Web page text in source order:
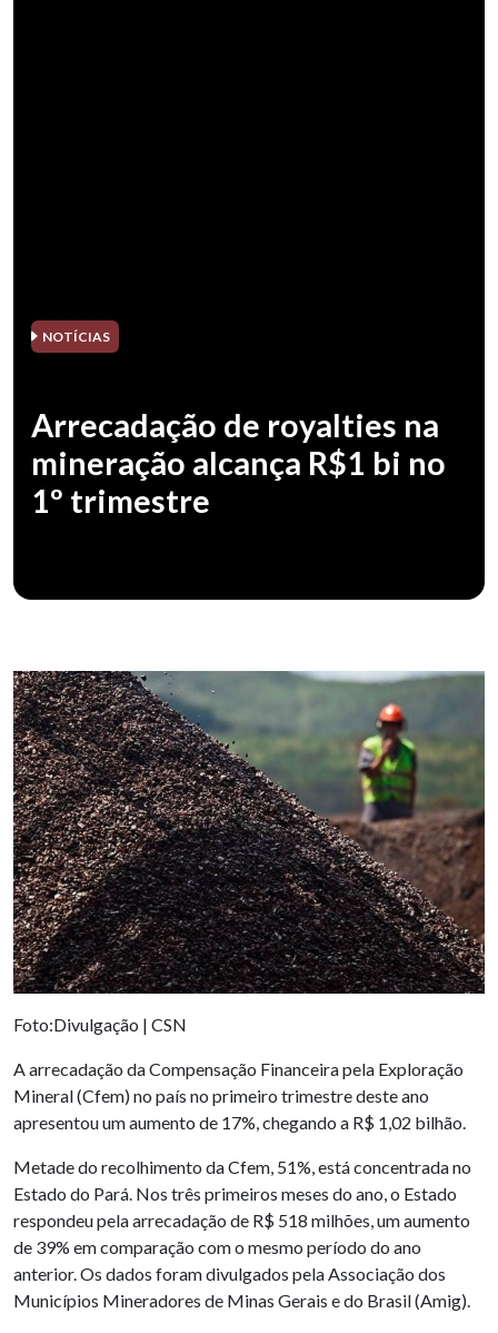
NOTÍCIAS
Arrecadação de royalties na
mineração alcança R$1 bi no
1º trimestre
Foto:Divulgação | CSN
A arrecadação da Compensação Financeira pela Exploração
Mineral (Cfem) no país no primeiro trimestre deste ano
apresentou um aumento de 17%, chegando a R$ 1,02 bilhão.
Metade do recolhimento da Cfem, 51%, está concentrada no
Estado do Pará. Nos três primeiros meses do ano, o Estado
respondeu pela arrecadação de R$ 518 milhões, um aumento
de 39% em comparação com o mesmo período do ano
anterior. Os dados foram divulgados pela Associação dos
Municípios Mineradores de Minas Gerais e do Brasil (Amig).